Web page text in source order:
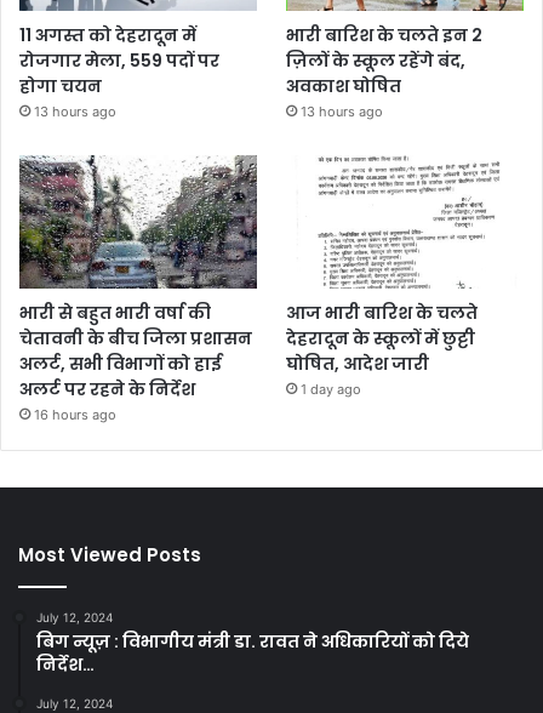
11 अगस्त को देहरादून में
रोजगार मेला, 559 पदों पर
होगा चयन
13 hours ago
भारी बारिश के चलते इन 2
ज़िलों के स्कूल रहेंगे बंद,
अवकाश घोषित
13 hours ago
भारी से बहुत भारी वर्षा की
चेतावनी के बीच जिला प्रशासन
अलर्ट, सभी विभागों को हाई
अलर्ट पर रहने के निर्देश
16 hours ago
आज भारी बारिश के चलते
देहरादून के स्कूलों में छुट्टी
घोषित, आदेश जारी
1 day ago
Most Viewed Posts
July 12, 2024
बिग न्यूज़ : विभागीय मंत्री डा. रावत ने अधिकारियों को दिये
निर्देश…
July 12, 2024